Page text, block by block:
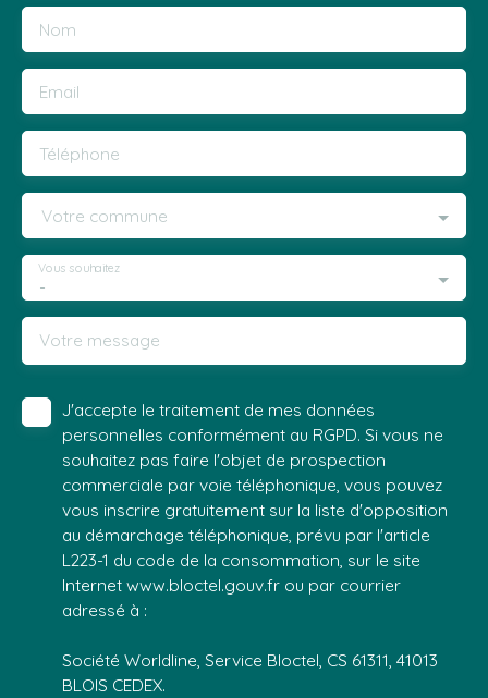
Nom
Email
Téléphone
Votre commune
-
Vous souhaitez
Votre message
J'accepte le traitement de mes données
personnelles conformément au RGPD. Si vous ne
souhaitez pas faire l'objet de prospection
commerciale par voie téléphonique, vous pouvez
vous inscrire gratuitement sur la liste d'opposition
au démarchage téléphonique, prévu par l'article
L223-1 du code de la consommation, sur le site
Internet www.bloctel.gouv.fr ou par courrier
adressé à :
Société Worldline, Service Bloctel, CS 61311, 41013
BLOIS CEDEX.